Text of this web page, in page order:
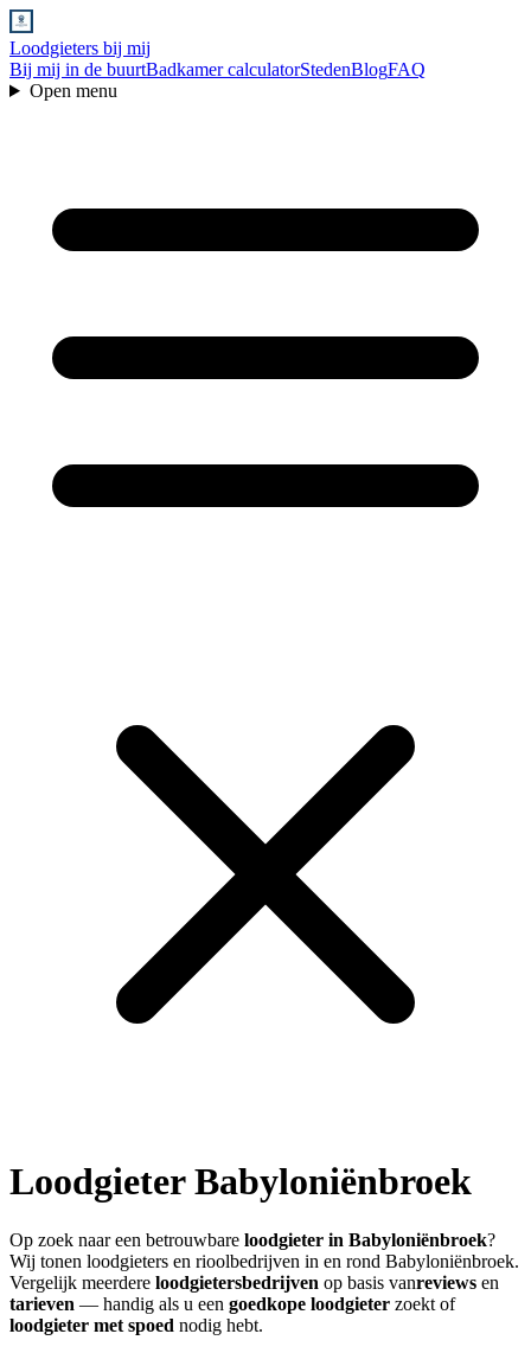
Loodgieters bij mij
Bij mij in de buurtBadkamer calculatorStedenBlogFAQ
Open menu
LoodgieterBabyloniënbroek
Op zoek naar een betrouwbare loodgieter in Babyloniënbroek?
Wij tonen loodgieters en rioolbedrijven in en rond Babyloniënbroek.
Vergelijk meerdere loodgietersbedrijven op basis vanreviews en
tarieven — handig als u een goedkope loodgieter zoekt of
loodgieter met spoed nodig hebt.